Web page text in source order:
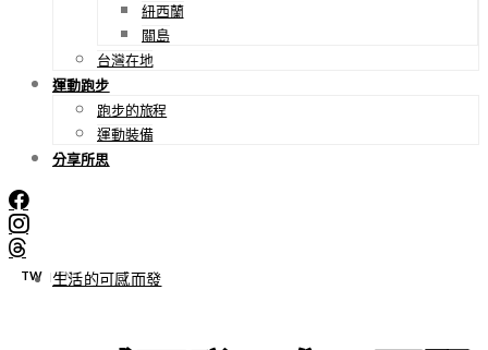
紐西蘭
關島
台灣在地
運動跑步
跑步的旅程
運動裝備
分享所思
TW | EN
生活的可感而發